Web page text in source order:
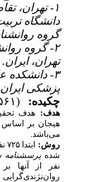
۱- تهران،
دانشگاه
گروه
۲- گروه
تهران، ایران.
۳- دانشکده
پزشکی ایران،
چکیده:
هدف:هدف تحقیق
هیجان بر اساس
می‌باشد.
روش:
شدهپرسشنامه
نفر از آنها بر
روان‌نژندی‌گرایی (